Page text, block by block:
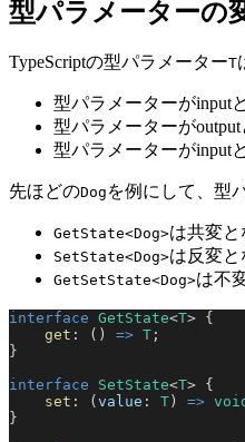
型パラメーターの
TypeScriptの型パラメーターT
型パラメーターがinput
型パラメーターが
型パラメーターがinput
先ほどのDog を例にして、型
GetState<Dog>は共変と
SetState<Dog>は反変と
GetSetState<Dog>は不
interface GetState<T> {
    get
: () => T ;
}
interface SetState<T> {
    set
: ( value : T ) =>
}